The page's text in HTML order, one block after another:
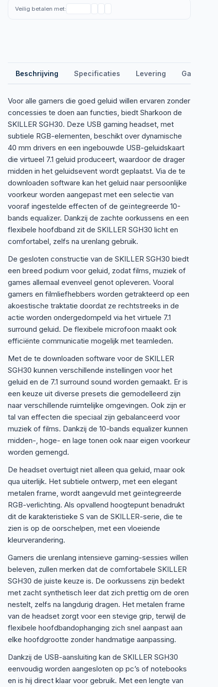
Veilig betalen met:
Beschrijving Specificaties Levering Garantie
Voor alle gamers die goed geluid willen ervaren zonder
concessies te doen aan functies, biedt Sharkoon de
SKILLER SGH30. Deze USB gaming headset, met
subtiele RGB-elementen, beschikt over dynamische
40 mm drivers en een ingebouwde USB-geluidskaart
die virtueel 7.1 geluid produceert, waardoor de drager
midden in het geluidsevent wordt geplaatst. Via de te
downloaden software kan het geluid naar persoonlijke
voorkeur worden aangepast met een selectie van
vooraf ingestelde effecten of de geïntegreerde 10-
bands equalizer. Dankzij de zachte oorkussens en een
flexibele hoofdband zit de SKILLER SGH30 licht en
comfortabel, zelfs na urenlang gebruik.
De gesloten constructie van de SKILLER SGH30 biedt
een breed podium voor geluid, zodat films, muziek of
games allemaal evenveel genot opleveren. Vooral
gamers en filmliefhebbers worden getrakteerd op een
akoestische traktatie doordat ze rechtstreeks in de
actie worden ondergedompeld via het virtuele 7.1
surround geluid. De flexibele microfoon maakt ook
efficiënte communicatie mogelijk met teamleden.
Met de te downloaden software voor de SKILLER
SGH30 kunnen verschillende instellingen voor het
geluid en de 7.1 surround sound worden gemaakt. Er is
een keuze uit diverse presets die gemodelleerd zijn
naar verschillende ruimtelijke omgevingen. Ook zijn er
tal van effecten die speciaal zijn gebalanceerd voor
muziek of films. Dankzij de 10-bands equalizer kunnen
midden-, hoge- en lage tonen ook naar eigen voorkeur
worden gemengd.
De headset overtuigt niet alleen qua geluid, maar ook
qua uiterlijk. Het subtiele ontwerp, met een elegant
metalen frame, wordt aangevuld met geïntegreerde
RGB-verlichting. Als opvallend hoogtepunt benadrukt
dit de karakteristieke S van de SKILLER-serie, die te
zien is op de oorschelpen, met een vloeiende
kleurverandering.
Gamers die urenlang intensieve gaming-sessies willen
beleven, zullen merken dat de comfortabele SKILLER
SGH30 de juiste keuze is. De oorkussens zijn bedekt
met zacht synthetisch leer dat zich prettig om de oren
nestelt, zelfs na langdurig dragen. Het metalen frame
van de headset zorgt voor een stevige grip, terwijl de
flexibele hoofdbandophanging zich snel aanpast aan
elke hoofdgrootte zonder handmatige aanpassing.
Dankzij de USB-aansluiting kan de SKILLER SGH30
eenvoudig worden aangesloten op pc’s of notebooks
en is hij direct klaar voor gebruik. Met een lengte van